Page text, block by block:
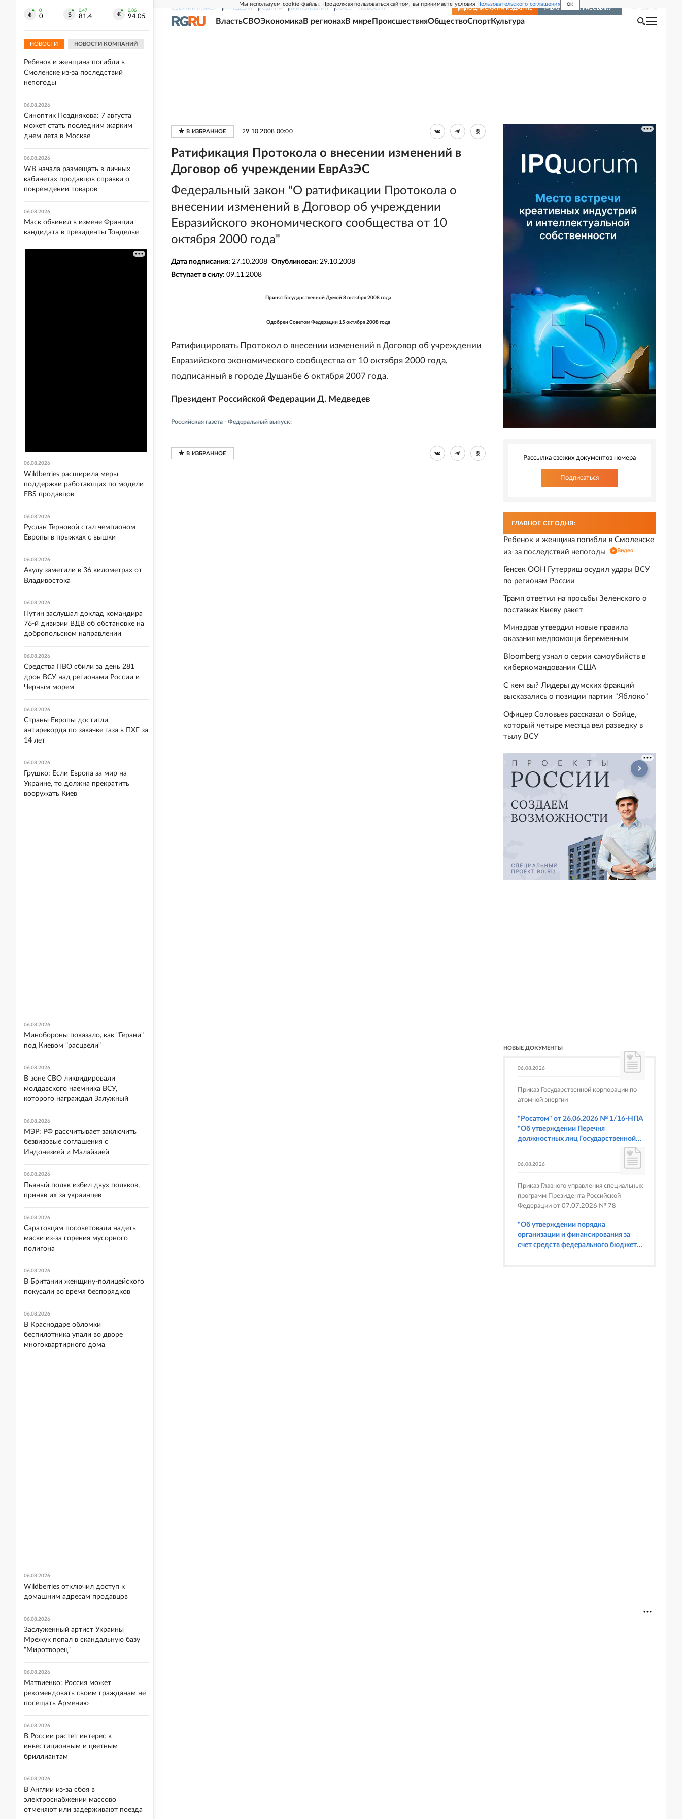
Мы используем cookie-файлы. Продолжая пользоваться сайтом, вы принимаете условия Пользовательского соглашения OK
СВЕЖИЙ НОМЕР РГ-НЕДЕЛЯ РОДИНА ПРИЛОЖЕНИЯ СОЮЗ НОВОСТИ ПОДПИСКА НА ИЗДАНИЕ ВКЛЮЧИТЬ РАССЫЛКУ
ВластьСВОЭкономикаВ регионахВ мире ПроисшествияОбществоСпортКультура
29.10.2008 00:00
Ратификация Протокола о внесении изменений в
Договор об учреждении ЕврАзЭС
Федеральный закон "О ратификации Протокола о
внесении изменений в Договор об учреждении
Евразийского экономического сообщества от 10
октября 2000 года"
Дата подписания: 27.10.2008 Опубликован: 29.10.2008
Вступает в силу: 09.11.2008
Принят Государственной Думой 8 октября 2008 года
Одобрен Советом Федерации 15 октября 2008 года
Ратифицировать Протокол о внесении изменений в Договор об учреждении
Евразийского экономического сообщества от 10 октября 2000 года,
подписанный в городе Душанбе 6 октября 2007 года.
Президент Российской Федерации Д. Медведев
Российская газета - Федеральный выпуск:
Рассылка свежих документов номера
Подписаться
ГЛАВНОЕ СЕГОДНЯ:
Ребенок и женщина погибли в Смоленске
из-за последствий непогоды
Видео
Генсек ООН Гутерриш осудил удары ВСУ
по регионам России
Трамп ответил на просьбы Зеленского о
поставках Киеву ракет
Минздрав утвердил новые правила
оказания медпомощи беременным
Bloomberg узнал о серии самоубийств в
киберкомандовании США
С кем вы? Лидеры думских фракций
высказались о позиции партии "Яблоко"
Офицер Соловьев рассказал о бойце,
который четыре месяца вел разведку в
тылу ВСУ
НОВЫЕ ДОКУМЕНТЫ
06.08.2026
Приказ Государственной корпорации по
атомной энергии
"Росатом" от 26.06.2026 № 1/16-НПА
"Об утверждении Перечня
должностных лиц Государственной
корпорации по атомной энергии
предусмотренных статьями 6.3, 8.1,
9.4, 9.5 и 9.5.1, частью 3 статьи 9.16,
статьей 14.44, частью 1 статьи 19.4,
статьей 19.4.1, частями 6 и 15 статьи
19.5, статьями 19.6 и 19.7, частью 1
статьи 19.26, статьей 19.33, частями 1,
2, 2.1, 6 и 6.1 статьи 20.4 Кодекса
06.08.2026
Приказ Главного управления специальных
программ Президента Российской
Федерации от 07.07.2026 № 78
"Об утверждении порядка
организации и финансирования за
счет средств федерального бюджета
0
0
0.47
81.4
0.86
94.05
НОВОСТИ НОВОСТИ КОМПАНИЙ
06.08.2026
Омбудсмен помогла онкобольной
Ребенок и женщина погибли в
Смоленске из-за последствий
непогоды
06.08.2026
Синоптик Позднякова: 7 августа
может стать последним жарким
днем лета в Москве
06.08.2026
WB начала размещать в личных
кабинетах продавцов справки о
повреждении товаров
06.08.2026
Маск обвинил в измене Франции
кандидата в президенты Тонделье
06.08.2026
Wildberries расширила меры
поддержки работающих по модели
FBS продавцов
06.08.2026
Руслан Терновой стал чемпионом
Европы в прыжках с вышки
06.08.2026
Акулу заметили в 36 километрах от
Владивостока
06.08.2026
Путин заслушал доклад командира
76-й дивизии ВДВ об обстановке на
добропольском направлении
06.08.2026
Средства ПВО сбили за день 281
дрон ВСУ над регионами России и
Черным морем
06.08.2026
Страны Европы достигли
антирекорда по закачке газа в ПХГ за
14 лет
06.08.2026
Грушко: Если Европа за мир на
Украине, то должна прекратить
вооружать Киев
06.08.2026
Минобороны показало, как "Герани"
под Киевом "расцвели"
06.08.2026
В зоне СВО ликвидировали
молдавского наемника ВСУ,
которого награждал Залужный
06.08.2026
МЭР: РФ рассчитывает заключить
безвизовые соглашения с
Индонезией и Малайзией
06.08.2026
Пьяный поляк избил двух поляков,
приняв их за украинцев
06.08.2026
Саратовцам посоветовали надеть
маски из-за горения мусорного
полигона
06.08.2026
В Британии женщину-полицейского
покусали во время беспорядков
06.08.2026
В Краснодаре обломки
беспилотника упали во дворе
многоквартирного дома
06.08.2026
Wildberries отключил доступ к
домашним адресам продавцов
06.08.2026
Заслуженный артист Украины
Мрежук попал в скандальную базу
"Миротворец"
06.08.2026
Матвиенко: Россия может
рекомендовать своим гражданам не
посещать Армению
06.08.2026
В России растет интерес к
инвестиционным и цветным
бриллиантам
06.08.2026
В Англии из-за сбоя в
электроснабжении массово
отменяют или задерживают поезда